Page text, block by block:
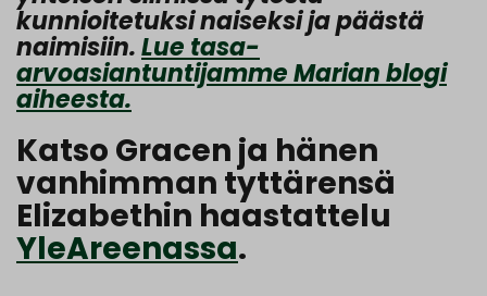
kunnioitetuksi naiseksi ja päästä
naimisiin.Lue tasa-
arvoasiantuntijamme Marian blogi
aiheesta.
Katso Gracen ja hänen
vanhimman tyttärensä
Elizabethin haastattelu
YleAreenassa.